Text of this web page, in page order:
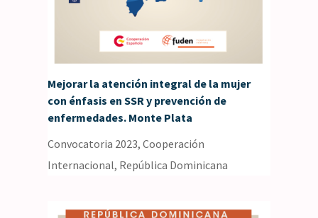
Mejorar la atención integral de la mujer
con énfasis en SSR y prevención de
enfermedades. Monte Plata
Convocatoria 2023,Cooperación
Internacional, República Dominicana